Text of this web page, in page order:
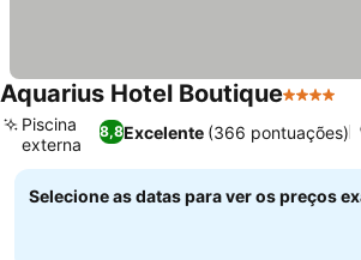
Aquarius Hotel Boutique4 Estrelas
8,8Excelente (366 pontuações)
Piscina
externa
Selecione as datas para ver os preços